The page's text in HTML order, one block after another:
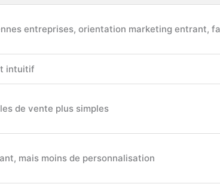
entreprises, orientation marketing entrant,
intuitif
de vente plus simples
mais moins de personnalisation